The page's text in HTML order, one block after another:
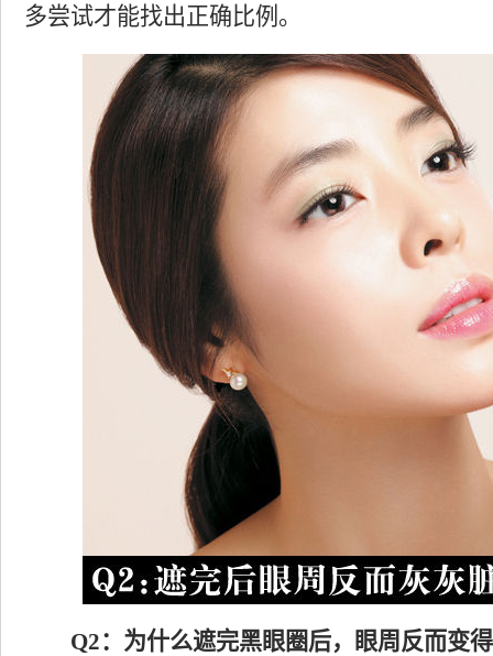
多尝试才能找出正确比例。
Q2：为什么遮完黑眼圈后，眼周反而变